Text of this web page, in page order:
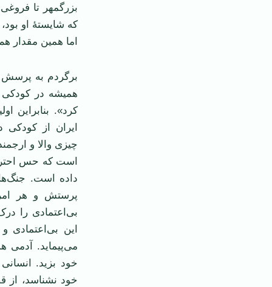
بزرگمهر تا
که شایستهٔ او بود،
اما همین مقدار
برگردم به پرسش
همیشه در کودکی
کرد». بنابراین
ایران از
چیزی والا و
است که حس
داده است.
پرستش و هر
بی‌اعتمادی را
این بی‌اعتمادی
می‌پیماید. آدمی
خود بزید.
خود نشناسد،